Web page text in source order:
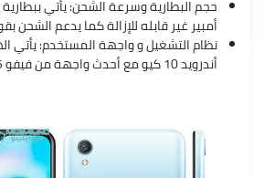
أمبير غير قابله للإزالة كما يدعم الشحن بقوة 5
نظام التشغيل و واجهة المستخدم: يأتي
أندرويد 10 كيو مع أحدث واجهة من فيفو Funtouch 10.5 .